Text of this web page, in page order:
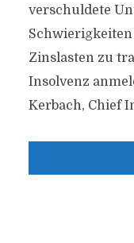
verschuldete
Schwierigkeiten
Zinslasten zu
Insolvenz
Kerbach, Chief